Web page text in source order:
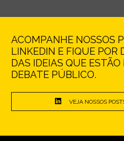
ACOMPANHE NOSSOS
LINKEDIN E FIQUE POR
DAS IDEIAS QUE
DEBATE PÚBLICO.
VEJA NOSSOS